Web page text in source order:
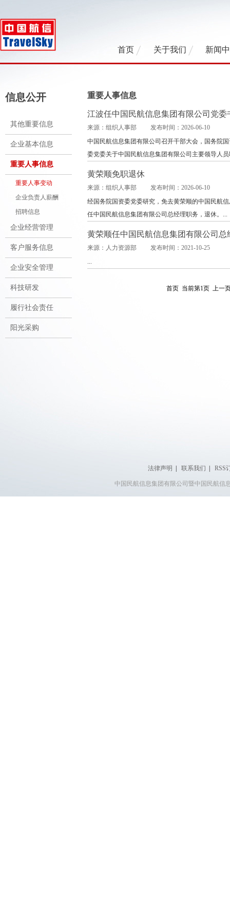
首页 关于我们 新闻
信息公开
其他重要信息
企业基本信息
重要人事信息
重要人事变动
企业负责人薪酬
招聘信息
企业经营管理
客户服务信息
企业安全管理
科技研发
履行社会责任
阳光采购
重要人事信息
江波任中国民航信息集团有限公司党委
来源：组织人事部 发布时间：2026-06-10
中国民航信息集团有限公司召开干部大会，国务院
委党委关于中国民航信息集团有限公司主要领导人
黄荣顺免职退休
来源：组织人事部 发布时间：2026-06-10
经国务院国资委党委研究，免去黄荣顺的中国民航
任中国民航信息集团有限公司总经理职务，退休。...
黄荣顺任中国民航信息集团有限公司总
来源：人力资源部 发布时间：2021-10-25
...
首页 当前第1页 上一
法律声明 联系我们 RSS
中国民航信息集团有限公司暨中国民航信